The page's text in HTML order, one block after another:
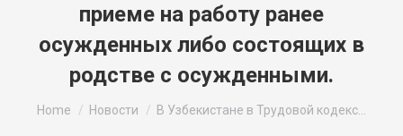
приеме на работу ранее
осужденных либо состоящих в
родстве с осужденными.
You are here:
Home Новости В Узбекистане в Трудовой кодекс…